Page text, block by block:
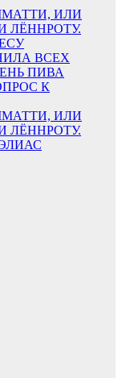
ИЛИ
ЛЁННРОТУ.
ВСЕХ
ПИВА
К
ИЛИ
ЛЁННРОТУ.